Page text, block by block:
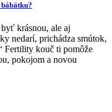
krásnou, ale aj
nedarí, prichádza smútok,
Fertility kouč ti pomôže
pokojom a novou